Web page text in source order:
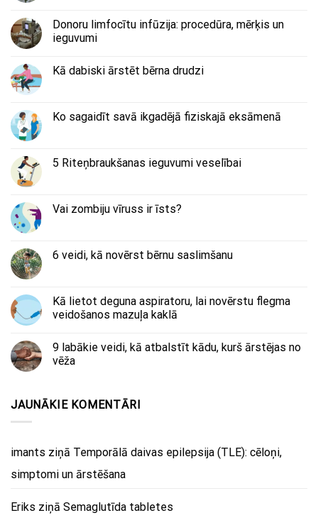
Donoru limfocītu infūzija: procedūra, mērķis un
ieguvumi
Kā dabiski ārstēt bērna drudzi
Ko sagaidīt savā ikgadējā fiziskajā eksāmenā
5 Riteņbraukšanas ieguvumi veselībai
Vai zombiju vīruss ir īsts?
6 veidi, kā novērst bērnu saslimšanu
Kā lietot deguna aspiratoru, lai novērstu flegma
veidošanos mazuļa kaklā
9 labākie veidi, kā atbalstīt kādu, kurš ārstējas no
vēža
JAUNĀKIE KOMENTĀRI
imants ziņā Temporālā daivas epilepsija (TLE): cēloņi,
simptomi un ārstēšana
Eriks ziņā Semaglutīda tabletes